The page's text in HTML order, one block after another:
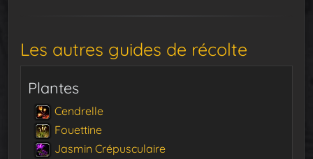
Les autres guides de récolte
Plantes
Cendrelle
Fouettine
Jasmin Crépusculaire